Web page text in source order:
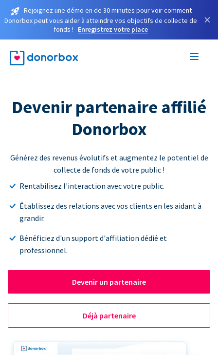
Rejoignez une démo en de 30 minutes pour voir comment
Donorbox peut vous aider à atteindre vos objectifs de collecte de
fonds !
Enregistrez votre place
×
Devenir partenaire affilié
Donorbox
Générez des revenus évolutifs et augmentez le potentiel de
collecte de fonds de votre public !
Rentabilisez l'interaction avec votre public.
Établissez des relations avec vos clients en les aidant à
grandir.
Bénéficiez d'un support d'affiliation dédié et
professionnel.
Devenir un partenaire
Déjà partenaire